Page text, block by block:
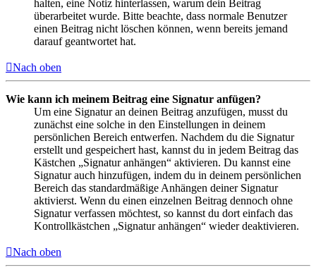
halten, eine Notiz hinterlassen, warum dein Beitrag
überarbeitet wurde. Bitte beachte, dass normale Benutzer
einen Beitrag nicht löschen können, wenn bereits jemand
darauf geantwortet hat.
Nach oben
Wie kann ich meinem Beitrag eine Signatur anfügen?
Um eine Signatur an deinen Beitrag anzufügen, musst du
zunächst eine solche in den Einstellungen in deinem
persönlichen Bereich entwerfen. Nachdem du die Signatur
erstellt und gespeichert hast, kannst du in jedem Beitrag das
Kästchen „Signatur anhängen“ aktivieren. Du kannst eine
Signatur auch hinzufügen, indem du in deinem persönlichen
Bereich das standardmäßige Anhängen deiner Signatur
aktivierst. Wenn du einen einzelnen Beitrag dennoch ohne
Signatur verfassen möchtest, so kannst du dort einfach das
Kontrollkästchen „Signatur anhängen“ wieder deaktivieren.
Nach oben